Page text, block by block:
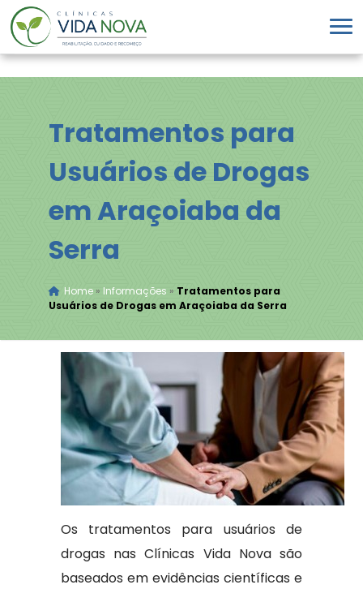
Tratamentos para
Usuários de Drogas
em Araçoiaba da
Serra
Home» Informações » Tratamentos para
Usuários de Drogas em Araçoiaba da Serra
Os tratamentos para usuários de
drogas nas Clínicas Vida Nova são
baseados em evidências científicas e